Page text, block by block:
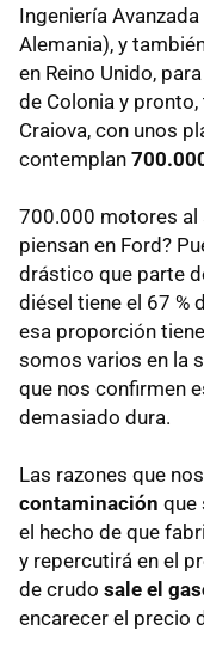
Ingeniería
Alemania), y
en Reino Unido,
de Colonia y
Craiova, con unos
contemplan
700.000 motores al
piensan en Ford?
drástico que parte
diésel tiene el 67 %
esa proporción
somos varios en la
que nos confirmen
demasiado dura.
Las razones que
contaminación que
el hecho de que
y repercutirá en el
de crudo sale el
encarecer el precio